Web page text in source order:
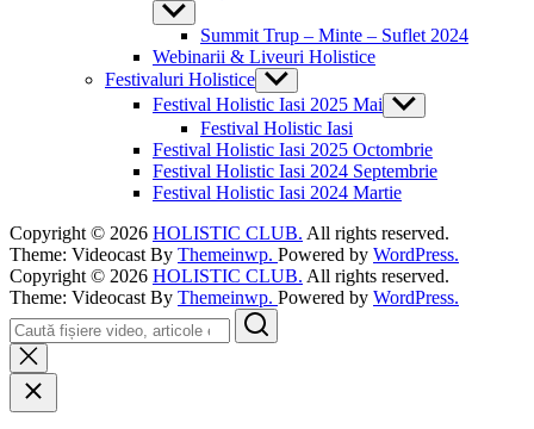
Show
sub
menu
Summit Trup – Minte – Suflet 2024
Webinarii & Liveuri Holistice
Festivaluri Holistice Show
sub
menu
Festival Holistic Iasi 2025 Mai Show
sub
menu
Festival Holistic Iasi
Festival Holistic Iasi 2025 Octombrie
Festival Holistic Iasi 2024 Septembrie
Festival Holistic Iasi 2024 Martie
Copyright © 2026 HOLISTIC CLUB. All rights reserved.
Theme: Videocast By Themeinwp. Powered by WordPress.
Copyright © 2026 HOLISTIC CLUB. All rights reserved.
Theme: Videocast By Themeinwp. Powered by WordPress.
Search